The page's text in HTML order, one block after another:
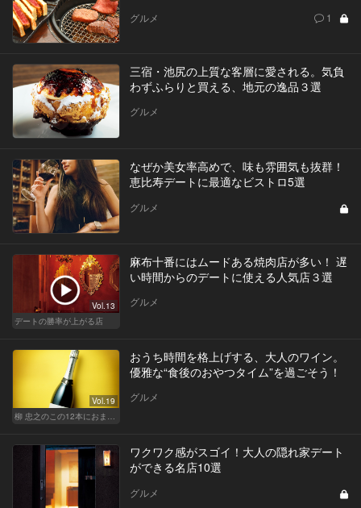
グルメ 1
三宿・池尻の上質な客層に愛される。気負
わずふらりと買える、地元の逸品３選
グルメ
なぜか美女率高めで、味も雰囲気も抜群！
恵比寿デートに最適なビストロ5選
グルメ
Vol.13
デートの勝率が上がる店
麻布十番にはムードある焼肉店が多い！ 遅
い時間からのデートに使える人気店３選
グルメ
Vol.19
おうち時間を格上げする、大人のワイン。
優雅な“食後のおやつタイム”を過ごそう！
グルメ
ワクワク感がスゴイ！大人の隠れ家デート
ができる名店10選
グルメ